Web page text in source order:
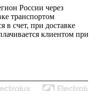
России через
транспортом
в счет, при доставке
клиентом при